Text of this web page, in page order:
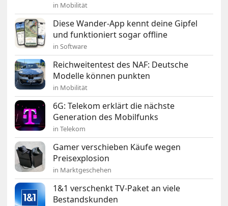
in Mobilität
Diese Wander-App kennt deine Gipfel
und funktioniert sogar offline
in Software
Reichweitentest des NAF: Deutsche
Modelle können punkten
in Mobilität
6G: Telekom erklärt die nächste
Generation des Mobilfunks
in Telekom
Gamer verschieben Käufe wegen
Preisexplosion
in Marktgeschehen
1&1 verschenkt TV-Paket an viele
Bestandskunden